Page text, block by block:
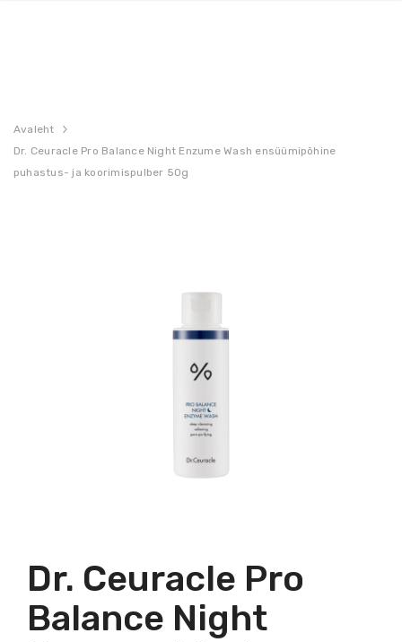
Avaleht
Dr. Ceuracle Pro Balance Night Enzume Wash ensüümipõhine
puhastus- ja koorimispulber 50g
Dr. Ceuracle Pro
Balance Night